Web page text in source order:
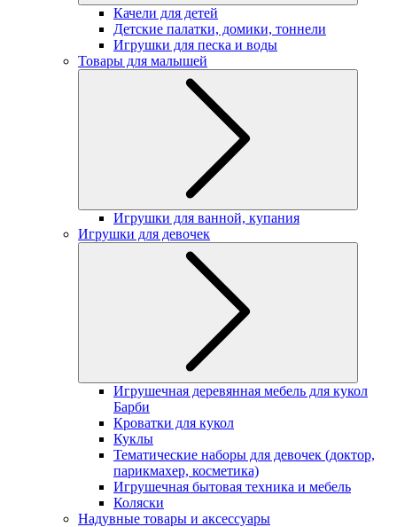
Качели для детей
Детские палатки, домики, тоннели
Игрушки для песка и воды
Товары для малышей
Игрушки для ванной, купания
Игрушки для девочек
Игрушечная деревянная мебель для кукол
Барби
Кроватки для кукол
Куклы
Тематические наборы для девочек (доктор,
парикмахер, косметика)
Игрушечная бытовая техника и мебель
Коляски
Надувные товары и аксессуары